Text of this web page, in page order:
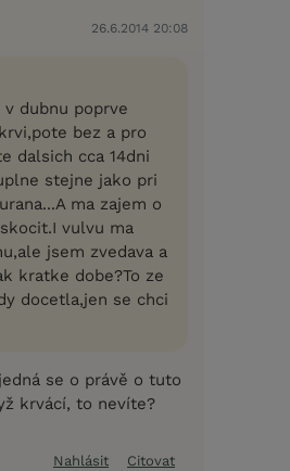
26.6.2014 20:08
dubnu poprve
bez a pro
dalsich cca 14dni
stejne jako pri
ma zajem o
vulvu ma
jsem zvedava a
kratke dobe?To ze
docetla,jen se chci
se o právě o tuto
krvácí, to nevíte?
Nahlásit Citovat